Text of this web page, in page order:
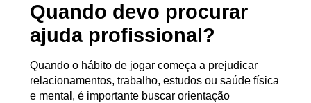
Quando devo procurar
ajuda profissional?
Quando o hábito de jogar começa a prejudicar
relacionamentos, trabalho, estudos ou saúde física
e mental, é importante buscar orientação